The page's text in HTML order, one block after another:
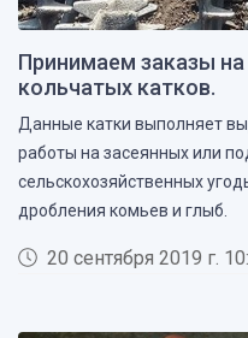
Принимаем заказы
кольчатых катков.
Данные катки выполняет
работы на засеянных или
сельскохозяйственных
дробления комьев и глыб.
20 сентября 2019 г.